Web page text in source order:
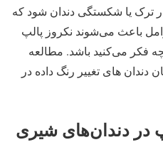
ترک یا شکستگی دندان شود که
باعث می‌شوند نکروز پالپ
فکر می‌کنید باشد. مطالعه
های تغییر رنگ داده در
در دندان‌های شیری